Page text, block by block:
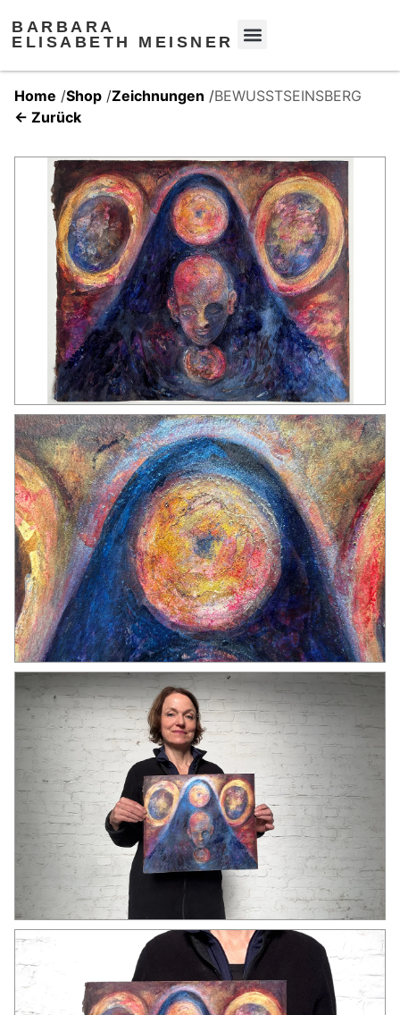
BARBARA
ELISABETH MEISNER
Home /Shop /Zeichnungen /BEWUSSTSEINSBERG
← Zurück